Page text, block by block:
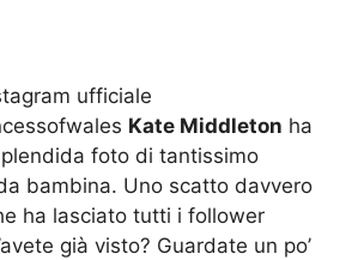
ufficiale
Kate Middleton ha
foto di tantissimo
bambina. Uno scatto davvero
ha lasciato tutti i follower
già visto? Guardate un po’